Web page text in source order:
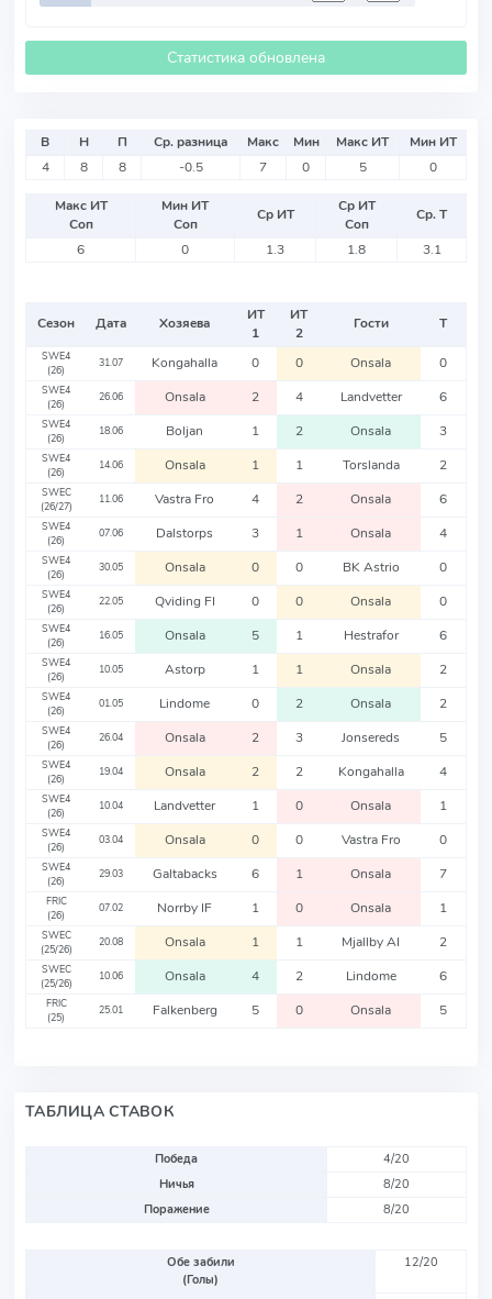
Статистика обновлена
В Н П Ср. разница Макс Мин Макс ИТ
Мин ИТ
4
8 8 -0.5 7 0 5 0
Макс ИТ
Соп
Мин ИТ
Соп
Ср ИТ
Ср ИТ
Соп
Ср. Т
6
0 1.3 1.8 3.1
Сезон Дата Хозяева
ИТ
1
ИТ
2
Гости Т
SWE4
(26)
31.07 Kongahalla 0 0 Onsala 0
SWE4
(26)
26.06 Onsala 2 4 Landvetter 6
SWE4
(26)
18.06 Boljan 1 2 Onsala 3
SWE4
(26)
14.06 Onsala 1 1 Torslanda 2
SWEC
(26/27)
11.06 Vastra Fro 4 2 Onsala 6
SWE4
(26)
07.06 Dalstorps 3 1 Onsala 4
SWE4
(26)
30.05 Onsala 0 0 BK Astrio 0
SWE4
(26)
22.05 Qviding FI 0 0 Onsala 0
SWE4
(26)
16.05 Onsala 5 1 Hestrafor 6
SWE4
(26)
10.05 Astorp 1 1 Onsala 2
SWE4
(26)
01.05 Lindome 0 2 Onsala 2
SWE4
(26)
26.04 Onsala 2 3 Jonsereds 5
SWE4
(26)
19.04 Onsala 2 2 Kongahalla 4
SWE4
(26)
10.04 Landvetter 1 0 Onsala 1
SWE4
(26)
03.04 Onsala 0 0 Vastra Fro 0
SWE4
(26)
29.03 Galtabacks 6 1 Onsala 7
FRIC
(26)
07.02 Norrby IF 1 0 Onsala 1
SWEC
(25/26)
20.08 Onsala 1 1 Mjallby AI 2
SWEC
(25/26)
10.06 Onsala 4 2 Lindome 6
FRIC
(25)
25.01 Falkenberg 5 0 Onsala 5
ТАБЛИЦА СТАВОК
Победа
4/20
Ничья
8/20
Поражение
8/20
Обе забили
(Голы)
12/20